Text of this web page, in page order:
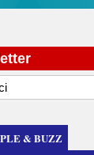
& BUZZ